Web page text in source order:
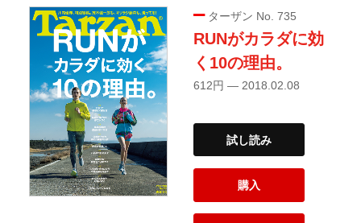
ターザン No. 735
RUNがカラダに効
く10の理由。
612円 — 2018.02.08
試し読み
購入